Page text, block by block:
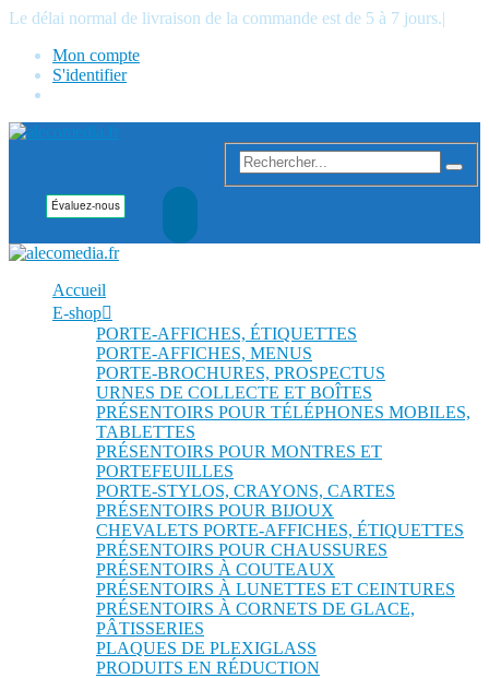
Le délai normal de livraison de la commande est de 5 à 7 jours.|
Mon compte
S'identifier
Accueil
E-shop
PORTE-AFFICHES, ÉTIQUETTES
PORTE-AFFICHES, MENUS
PORTE-BROCHURES, PROSPECTUS
URNES DE COLLECTE ET BOÎTES
PRÉSENTOIRS POUR TÉLÉPHONES MOBILES,
TABLETTES
PRÉSENTOIRS POUR MONTRES ET
PORTEFEUILLES
PORTE-STYLOS, CRAYONS, CARTES
PRÉSENTOIRS POUR BIJOUX
CHEVALETS PORTE-AFFICHES, ÉTIQUETTES
PRÉSENTOIRS POUR CHAUSSURES
PRÉSENTOIRS À COUTEAUX
PRÉSENTOIRS À LUNETTES ET CEINTURES
PRÉSENTOIRS À CORNETS DE GLACE,
PÂTISSERIES
PLAQUES DE PLEXIGLASS
PRODUITS EN RÉDUCTION